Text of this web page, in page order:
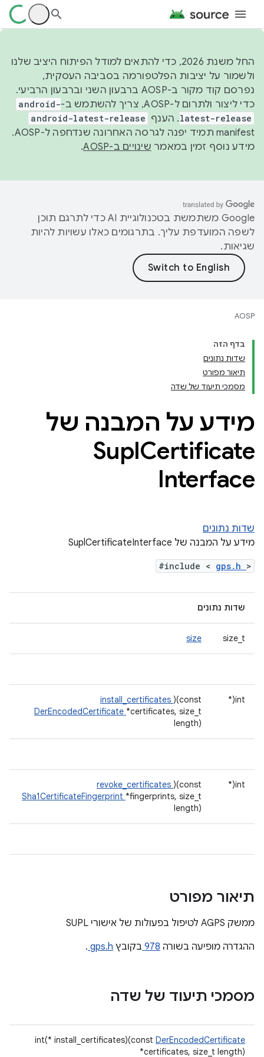
החל משנת 2026, כדי להתאים למודל הפיתוח היציב שלנו
ולשמור על יציבות הפלטפורמה בסביבה העסקית,
נפרסם קוד מקור ב-AOSP ברבעון השני וברבעון הרביעי.
כדי ליצור ולתרום ל-AOSP, צריך להשתמש ב-
android-
latest-release. הענף android-latest-release
manifest תמיד יפנה לגרסה האחרונה שנדחפה ל-AOSP.
מידע נוסף זמין במאמר שינויים ב-AOSP .
‫Google משתמשת בטכנולוגיית AI כדי לתרגם תוכן
לשפה המועדפת עליך. בתרגומים כאלו עשויות להיות
שגיאות.
AOSP
בדף הזה
שדות נתונים
תיאור מפורט
מסמכי תיעוד של שדה
מידע על המבנה של
SuplCertificate
Interface
שדות נתונים
מידע על המבנה של SuplCertificateInterface
#include < gps.h >
שדות נתונים
size_t
size
int(*
install_certificates )(const
DerEncodedCertificate *certificates, size_t
length)
int(*
revoke_certificates )(const
Sha1CertificateFingerprint *fingerprints, size_t
length)
תיאור מפורט
ממשק AGPS לטיפול בפעולות של אישורי SUPL
ההגדרה מופיעה בשורה 978 בקובץ gps.h
.
מסמכי תיעוד של שדה
int(* install_certificates)(const DerEncodedCertificate
*certificates, size_t length)